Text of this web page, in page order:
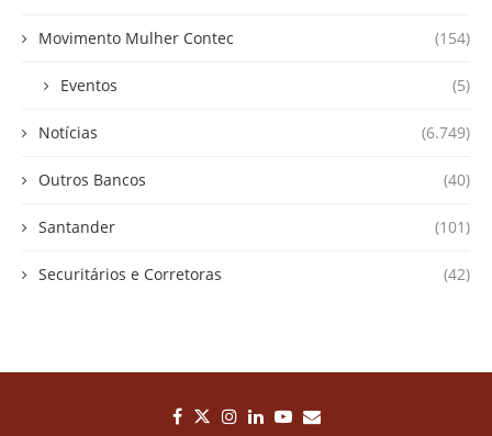
Movimento Mulher Contec (154)
Eventos (5)
Notícias (6.749)
Outros Bancos (40)
Santander (101)
Securitários e Corretoras (42)